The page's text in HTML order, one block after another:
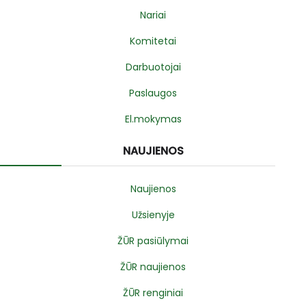
Nariai
Komitetai
Darbuotojai
Paslaugos
El.mokymas
NAUJIENOS
Naujienos
Užsienyje
ŽŪR pasiūlymai
ŽŪR naujienos
ŽŪR renginiai